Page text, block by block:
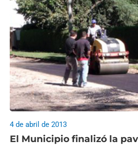
El Municipio finalizó la
4 de abril de 2013